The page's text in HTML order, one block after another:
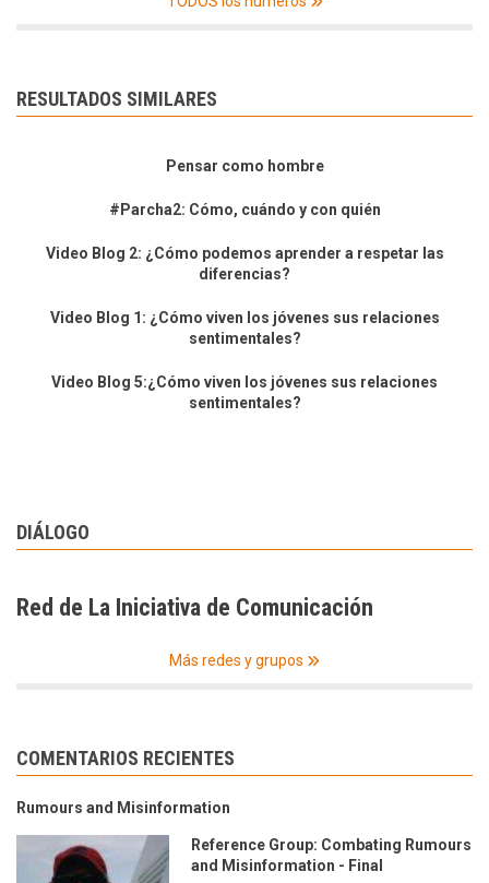
RESULTADOS SIMILARES
Pensar como hombre
#Parcha2: Cómo, cuándo y con quién
Video Blog 2: ¿Cómo podemos aprender a respetar las
diferencias?
Video Blog 1: ¿Cómo viven los jóvenes sus relaciones
sentimentales?
Video Blog 5:¿Cómo viven los jóvenes sus relaciones
sentimentales?
DIÁLOGO
Red de La Iniciativa de Comunicación
Más redes y grupos
COMENTARIOS RECIENTES
Rumours and Misinformation
Reference Group: Combating Rumours
and Misinformation - Final